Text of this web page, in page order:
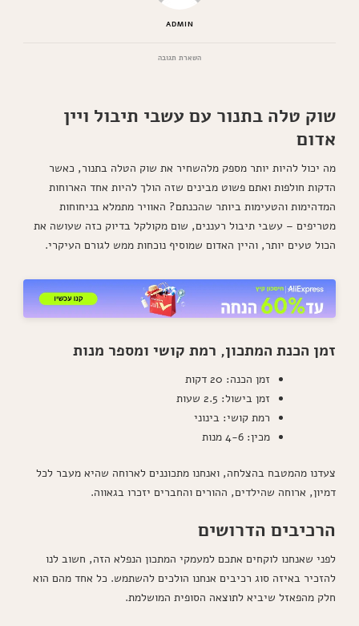
ADMIN
השארת תגובהבנושא
עשבי
המתכון
המושלם
שוק טלה בתנור עם עשבי תיבול ויין
אדום
מה יכול להיות יותר מספק מלהשחיר את שוק הטלה בתנור, כאשר
הדקות חולפות ואתם פשוט מבינים שזה הולך להיות אחד הארוחות
המדהימות והטעימות ביותר שהכנתם? האוויר מתמלא בניחוחות
מטריפים – עשבי תיבול רעננים, שום מקולקל בדיוק כזה שעושה את
הכול טעים יותר, והיין האדום שמוסיף נוכחות ממש לגורם העיקרי.
זמן הכנת המתכון, רמת קושי ומספר מנות
זמן הכנה: 20 דקות
זמן בישול: 2.5 שעות
רמת קושי: בינוני
מכין: 4-6 מנות
צעדנו מהמטבח בהצלחה, ואנחנו מתכוננים לארוחה שהיא מעבר לכל
דמיון, ארוחה שהילדים, ההורים והחברים יזכרו בגאווה.
הרכיבים הדרושים
לפני שאנחנו לוקחים אתכם למעמקי המתכון הנפלא הזה, חשוב לנו
להזכיר באיזה סוג רכיבים אנחנו הולכים להשתמש. כל אחד מהם הוא
חלק מהפאזל שיביא לתוצאה הסופית המושלמת.